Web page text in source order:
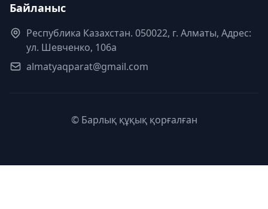
Байланыс
Республика Казахстан. 050022, г. Алматы, Адрес:
ул. Шевченко, 106а
almatyaqparat@gmail.com
© Барлық құқық қорғалған